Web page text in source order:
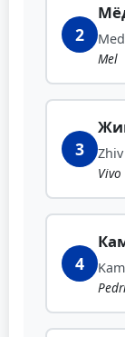
2
Med
Mel
3
Zhiv
Vivo
4